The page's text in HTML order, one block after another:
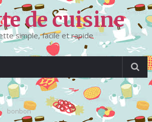
de cuisine
simple, facile et rapide
bonbon